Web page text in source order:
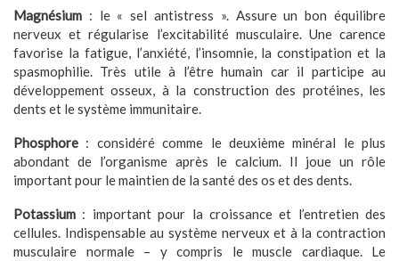
Magnésium : le « sel antistress ». Assure un bon équilibre
nerveux et régularise l’excitabilité musculaire. Une carence
favorise la fatigue, l’anxiété, l’insomnie, la constipation et la
spasmophilie. Très utile à l’être humain car il participe au
développement osseux, à la construction des protéines, les
dents et le système immunitaire.
Phosphore : considéré comme le deuxième minéral le plus
abondant de l’organisme après le calcium. Il joue un rôle
important pour le maintien de la santé des os et des dents.
Potassium : important pour la croissance et l’entretien des
cellules. Indispensable au système nerveux et à la contraction
musculaire normale – y compris le muscle cardiaque. Le